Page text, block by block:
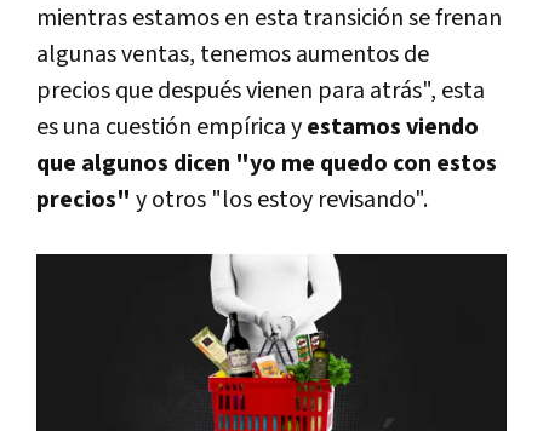
mientras estamos en esta transición se frenan
algunas ventas, tenemos aumentos de
precios que después vienen para atrás", esta
es una cuestión empírica yestamos viendo
que algunos dicen "yo me quedo con estos
precios" y otros "los estoy revisando".